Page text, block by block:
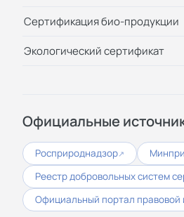
Сертификация био-продукции
Экологический сертификат
Официальные
Росприроднадзор↗
Реестр добровольных систем
Официальный портал